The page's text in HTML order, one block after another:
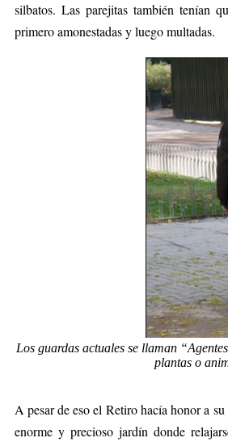
silbatos. Las parejitas también tenían
primero amonestadas y luego multadas.
Los guardas actuales se llaman
plantas o
A pesar de eso el Retiro hacía honor a
enorme y precioso jardín donde